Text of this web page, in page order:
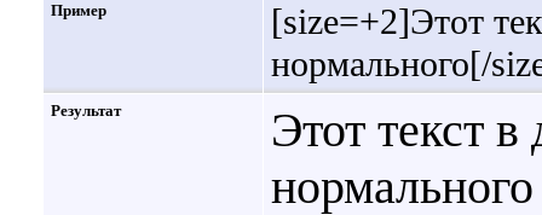
Пример
[size=+2]Этот
нормального[/
Результат
Этот текст
нормального